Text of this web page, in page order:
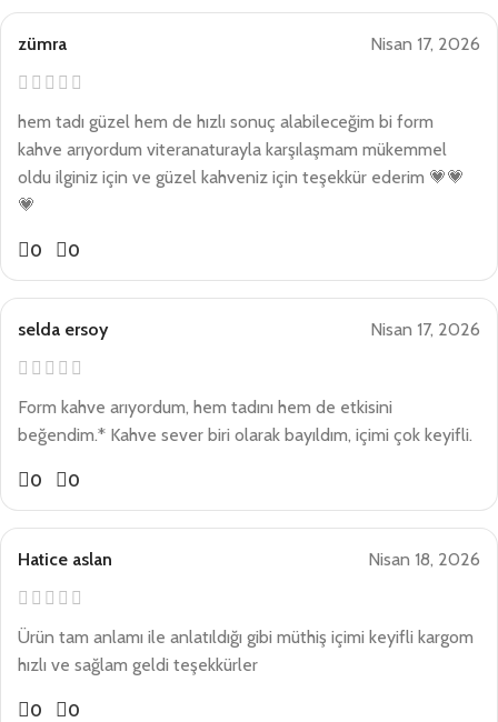
zümra Nisan 17, 2026
hem tadı güzel hem de hızlı sonuç alabileceğim bi form
kahve arıyordum viteranaturayla karşılaşmam mükemmel
oldu ilginiz için ve güzel kahveniz için teşekkür ederim 💗💗
💗
0 0
selda ersoy Nisan 17, 2026
Form kahve arıyordum, hem tadını hem de etkisini
beğendim.* Kahve sever biri olarak bayıldım, içimi çok keyifli.
0 0
Hatice aslan Nisan 18, 2026
Ürün tam anlamı ile anlatıldığı gibi müthiş içimi keyifli kargom
hızlı ve sağlam geldi teşekkürler
0 0